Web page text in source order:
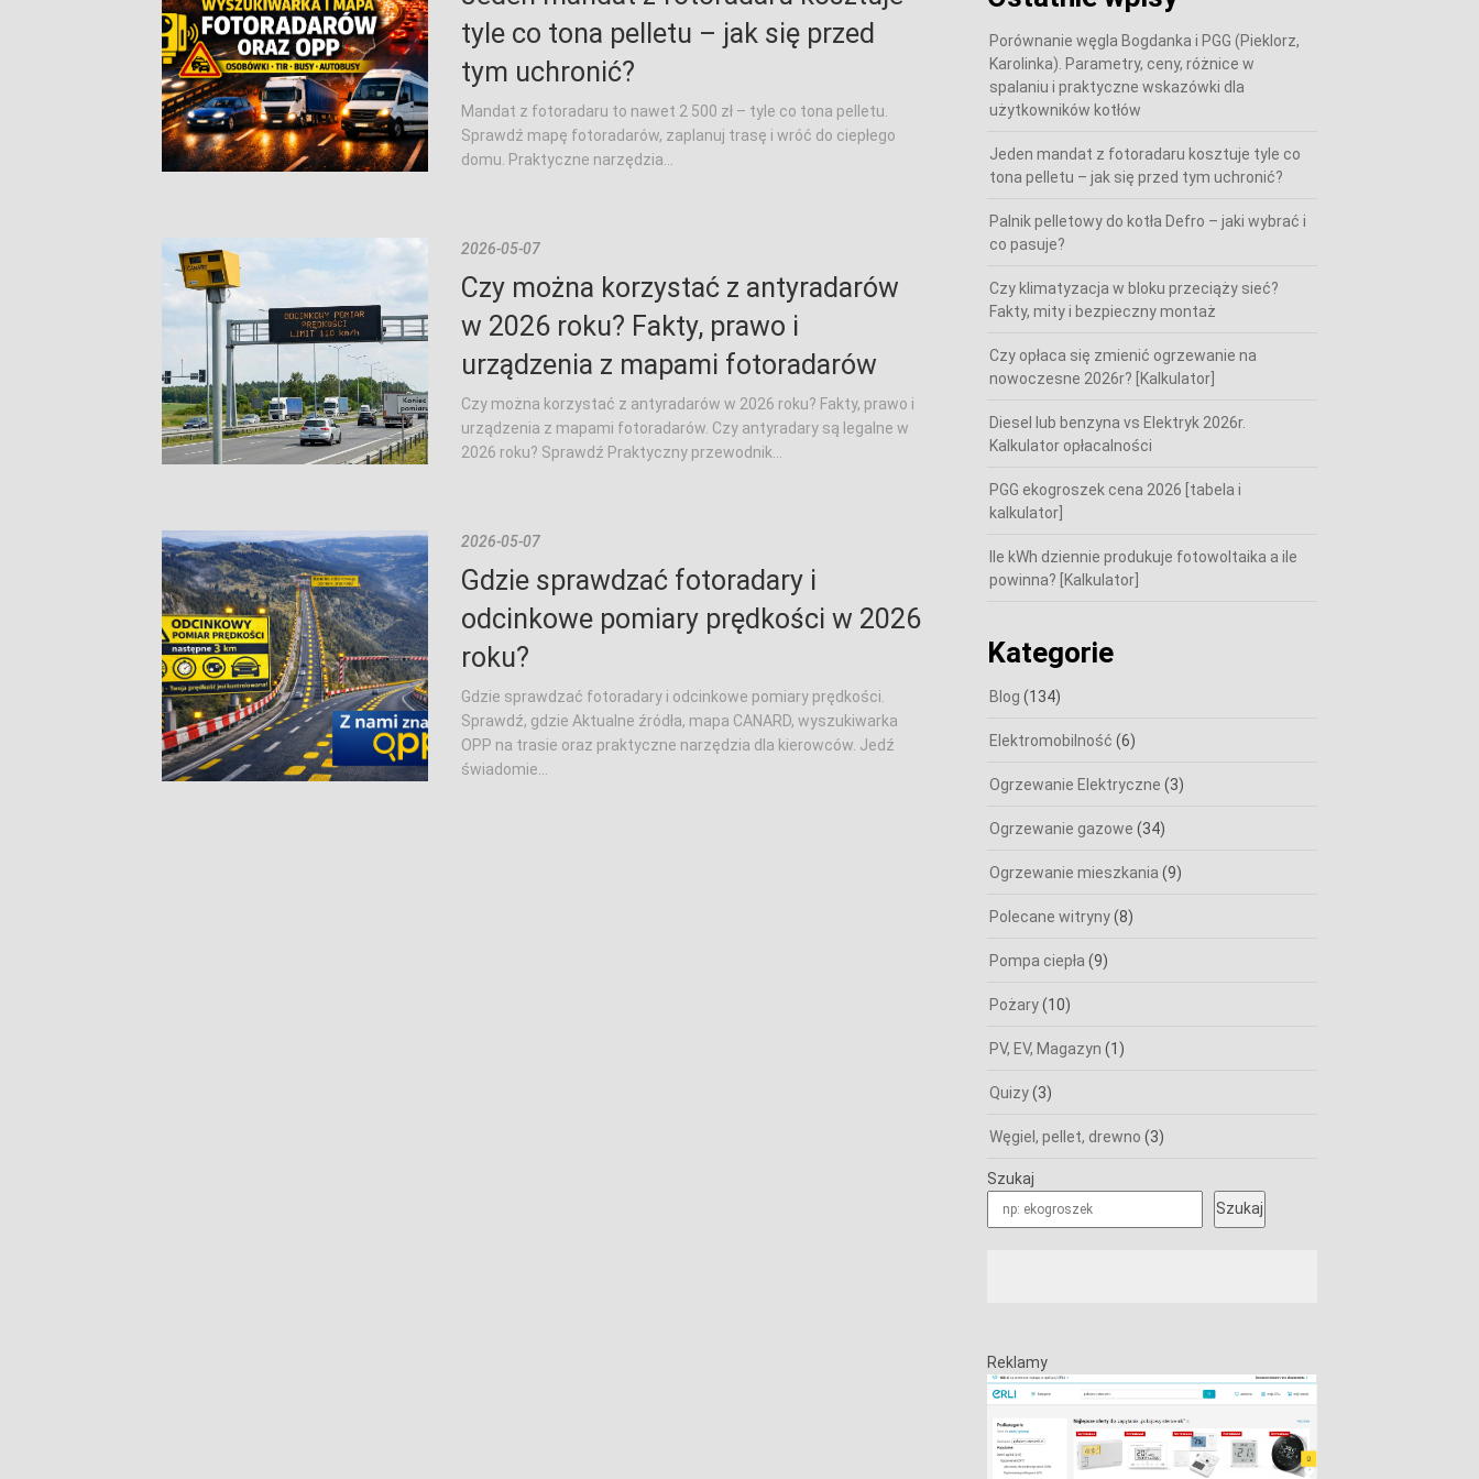
tyle co tona pelletu – jak się przed
tym uchronić?
Mandat z fotoradaru to nawet 2 500 zł – tyle co tona pelletu.
Sprawdź mapę fotoradarów, zaplanuj trasę i wróć do ciepłego
domu. Praktyczne narzędzia...
2026-05-07
Czy można korzystać z antyradarów
w 2026 roku? Fakty, prawo i
urządzenia z mapami fotoradarów
Czy można korzystać z antyradarów w 2026 roku? Fakty, prawo i
urządzenia z mapami fotoradarów. Czy antyradary są legalne w
2026 roku? Sprawdź Praktyczny przewodnik...
2026-05-07
Gdzie sprawdzać fotoradary i
odcinkowe pomiary prędkości w 2026
roku?
Gdzie sprawdzać fotoradary i odcinkowe pomiary prędkości.
Sprawdź, gdzie Aktualne źródła, mapa CANARD, wyszukiwarka
OPP na trasie oraz praktyczne narzędzia dla kierowców. Jedź
świadomie...
Porównanie węgla Bogdanka i PGG (Pieklorz,
Karolinka). Parametry, ceny, różnice w
spalaniu i praktyczne wskazówki dla
użytkowników kotłów
Jeden mandat z fotoradaru kosztuje tyle co
tona pelletu – jak się przed tym uchronić?
Palnik pelletowy do kotła Defro – jaki wybrać i
co pasuje?
Czy klimatyzacja w bloku przeciąży sieć?
Fakty, mity i bezpieczny montaż
Czy opłaca się zmienić ogrzewanie na
nowoczesne 2026r? [Kalkulator]
Diesel lub benzyna vs Elektryk 2026r.
Kalkulator opłacalności
PGG ekogroszek cena 2026 [tabela i
kalkulator]
Ile kWh dziennie produkuje fotowoltaika a ile
powinna? [Kalkulator]
Kategorie
Blog (134)
Elektromobilność (6)
Ogrzewanie Elektryczne (3)
Ogrzewanie gazowe (34)
Ogrzewanie mieszkania (9)
Polecane witryny(8)
Pompa ciepła (9)
Pożary(10)
PV, EV, Magazyn (1)
Quizy(3)
Węgiel, pellet, drewno (3)
Szukaj
Szukaj
Reklamy